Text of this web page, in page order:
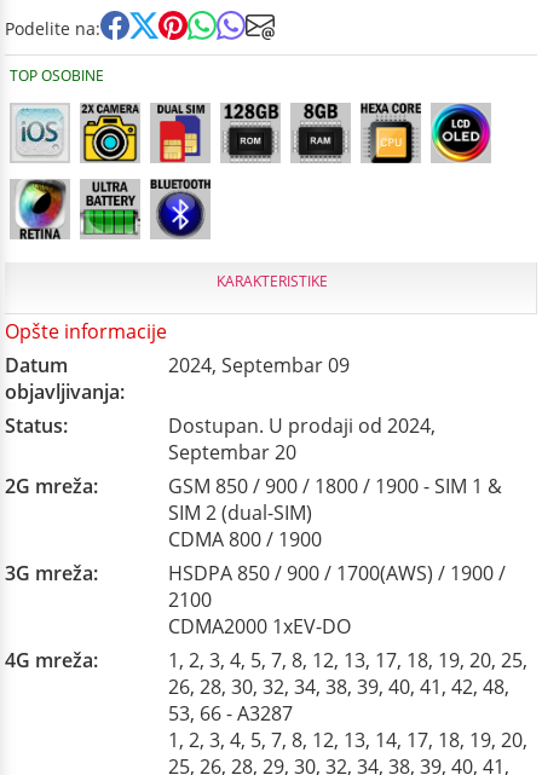
Podelite na:
TOP OSOBINE
KARAKTERISTIKE
Opšte informacije
Datum
objavljivanja:
2024, Septembar 09
Status:
Dostupan. U prodaji od 2024,
Septembar 20
2G mreža:
GSM 850 / 900 / 1800 / 1900 - SIM 1 &
SIM 2 (dual-SIM)
CDMA 800 / 1900
3G mreža:
HSDPA 850 / 900 / 1700(AWS) / 1900 /
2100
CDMA2000 1xEV-DO
4G mreža:
1, 2, 3, 4, 5, 7, 8, 12, 13, 17, 18, 19, 20, 25,
26, 28, 30, 32, 34, 38, 39, 40, 41, 42, 48,
53, 66 - A3287
1, 2, 3, 4, 5, 7, 8, 12, 13, 14, 17, 18, 19, 20,
25, 26, 28, 29, 30, 32, 34, 38, 39, 40, 41,